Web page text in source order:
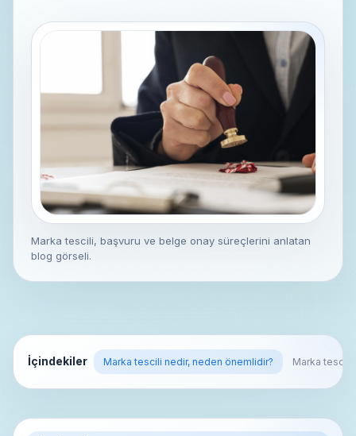
Marka tescili, başvuru ve belge onay süreçlerini anlatan
blog görseli.
İçindekiler Marka tescili nedir, neden önemlidir? Marka tescili